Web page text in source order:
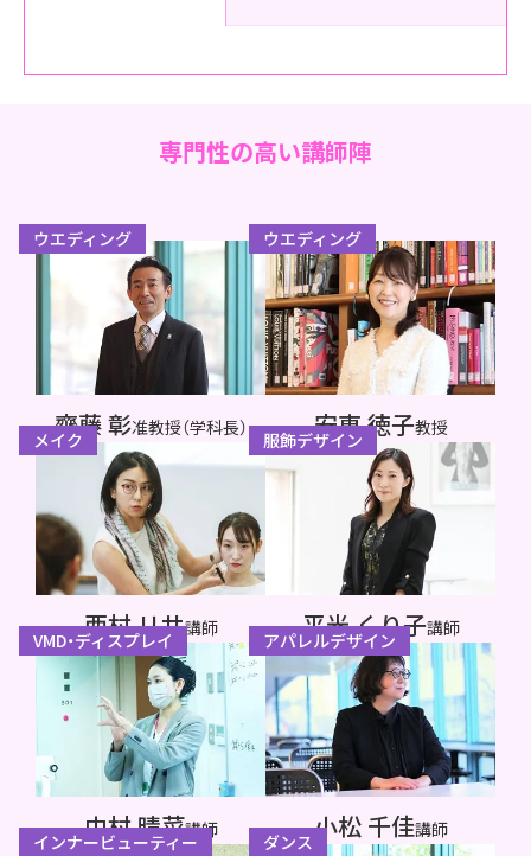
専門性の高い講師陣
齊藤 彰准教授（学科長）
ウエディング
安東 徳子教授
ウエディング
西村 リサ講師
メイク
平光 くり子講師
服飾デザイン
中村 晴菜講師
VMD・ディスプレイ
小松 千佳講師
アパレルデザイン
インナービューティー ダンス